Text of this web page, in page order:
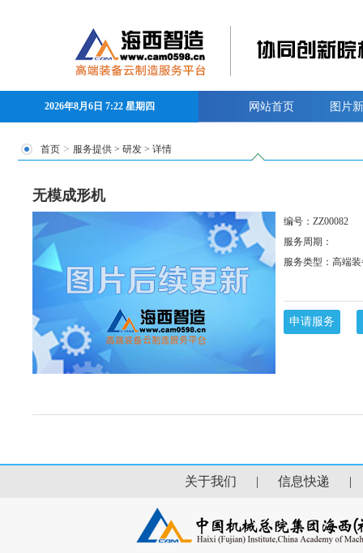
2026年8月6日 7:22 星期四 网站首页 图片
首页 > 服务提供 > 研发 > 详情
无模成形机
编号：ZZ00082
服务周期：
服务类型：高端
申请服务
关于我们 | 信息快递